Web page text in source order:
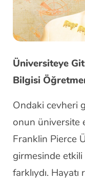
Üniversiteye
Bilgisi
Ondaki cevheri
onun üniversite
Franklin Pierce
girmesinde
farklıydı.